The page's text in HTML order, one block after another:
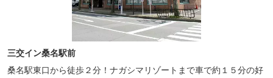
三交イン桑名駅前
桑名駅東口から徒歩２分！ナガシマリゾートまで車で約１５分の好